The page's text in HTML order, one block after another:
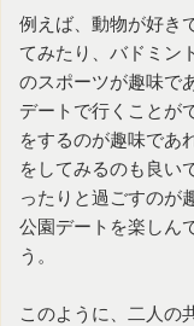
例えば、動物が好き
てみたり、バドミン
のスポーツが趣味で
デートで行くことが
をするのが趣味であ
をしてみるのも良い
ったりと過ごすのが
公園デートを楽しん
う。
このように、二人の